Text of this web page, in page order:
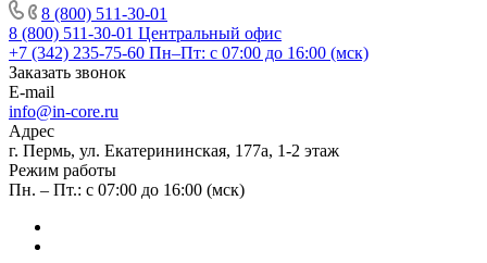
8 (800) 511-30-01
8 (800) 511-30-01 Центральный офис
+7 (342) 235-75-60 Пн–Пт: с 07:00 до 16:00 (мск)
Заказать звонок
E-mail
info@in-core.ru
Адрес
г. Пермь, ул. ​Екатерининская, 177а, ​1-2 этаж
Режим работы
Пн. – Пт.: с 07:00 до 16:00 (мск)